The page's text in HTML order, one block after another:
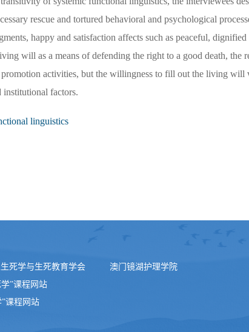
rescue and tortured behavioral and psychological
happy and satisfaction affects such as peaceful, dignified
will as a means of defending the right to a good death, the
promotion activities, but the willingness to fill out the living will
institutional factors.
linguistics
死学与生死教育学会
澳门镜湖护理学院
”课程网站
课程网站